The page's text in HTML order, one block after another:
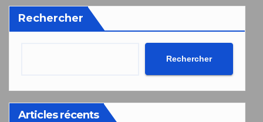
Rechercher
Rechercher
Articles récents
désabonnement intégré dans la newsletter.
Une erreur est survenue lors de la soumission du
Votre inscription a bien été prise en compte, et le livre